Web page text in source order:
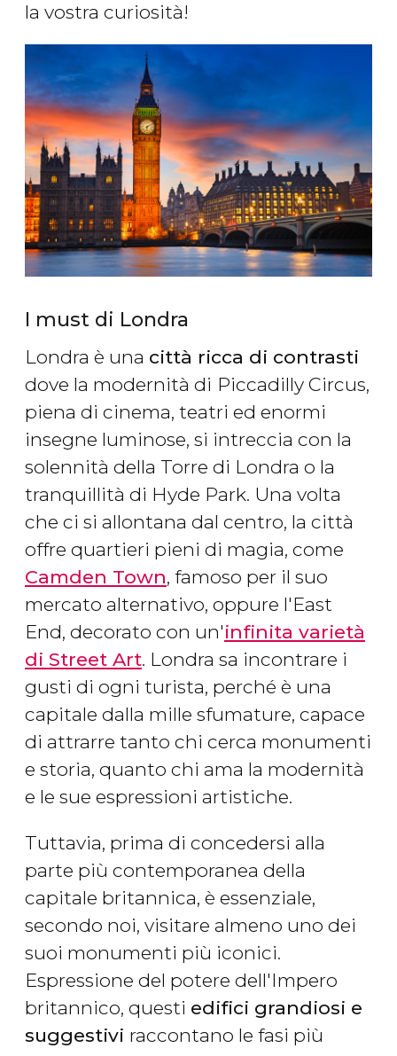
la vostra curiosità!
I must di Londra
Londra è una città ricca di contrasti
dove la modernità di Piccadilly Circus,
piena di cinema, teatri ed enormi
insegne luminose, si intreccia con la
solennità della Torre di Londra o la
tranquillità di Hyde Park. Una volta
che ci si allontana dal centro, la città
offre quartieri pieni di magia, come
Camden Town, famoso per il suo
mercato alternativo, oppure l'East
End, decorato con un'infinita varietà
di Street Art. Londra sa incontrare i
gusti di ogni turista, perché è una
capitale dalla mille sfumature, capace
di attrarre tanto chi cerca monumenti
e storia, quanto chi ama la modernità
e le sue espressioni artistiche.
Tuttavia, prima di concedersi alla
parte più contemporanea della
capitale britannica, è essenziale,
secondo noi, visitare almeno uno dei
suoi monumenti più iconici.
Espressione del potere dell'Impero
britannico, questi edifici grandiosi e
suggestivi raccontano le fasi più